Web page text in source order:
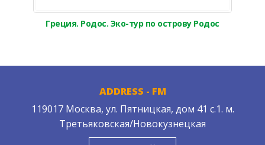
Греция. Родос. Эко-тур по острову Родос
ADDRESS - FM
119017 Москва, ул. Пятницкая, дом 41 с.1. м.
Третьяковская/Новокузнецкая